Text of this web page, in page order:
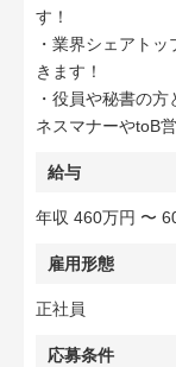
す！
・業界シェアト
きます！
・役員や秘書の
ネスマナーやtoB
給与
年収 460万円 〜
雇用形態
正社員
応募条件